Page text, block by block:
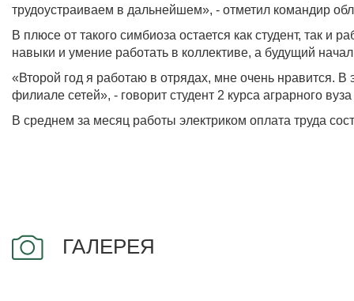
трудоустраиваем в дальнейшем», - отметил командир
В плюсе от такого симбиоза остается как студент, так и
навыки и умение работать в коллективе, а будущий
«Второй год я работаю в отрядах, мне очень нравится.
филиале сетей», - говорит студент 2 курса аграрного
В среднем за месяц работы электриком оплата труда
ГАЛЕРЕЯ